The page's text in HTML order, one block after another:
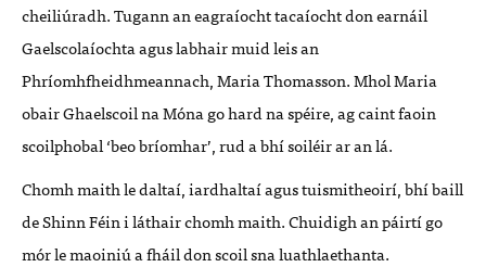
cheiliúradh. Tugann an eagraíocht tacaíocht don earnáil
Gaelscolaíochta agus labhair muid leis an
Phríomhfheidhmeannach, Maria Thomasson. Mhol Maria
obair Ghaelscoil na Móna go hard na spéire, ag caint faoin
scoilphobal‘beo bríomhar’, ruda bhí soiléirar an lá.
Chomh maith le daltaí, iardhaltaíagus tuismitheoirí, bhíbaill
deShinn Féin i láthairchomh maith. Chuidighan páirtí go
mór le maoiniúa fháil don scoil sna luathlaethanta.